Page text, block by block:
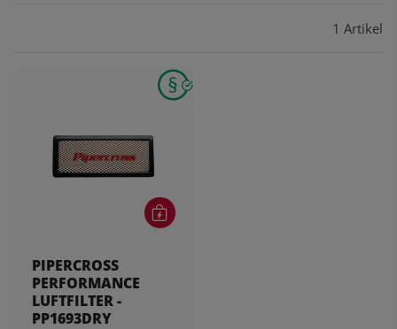
1 Artikel
PIPERCROSS
PERFORMANCE
LUFTFILTER -
PP1693DRY